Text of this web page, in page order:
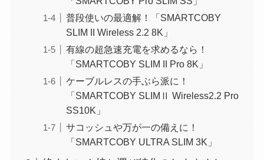
普段使いの最適解！「SMARTCOBY
SLIM II Wireless 2.2 8K」
有線の超急速充電を求めるなら！
「SMARTCOBY SLIM II Pro 8K」
ケーブルレスの手ぶら派に！
「SMARTCOBY SLIMⅡ Wireless2.2 Pro
SS10K」
サコッシュや万が一の備えに！
「SMARTCOBY ULTRA SLIM 3K」